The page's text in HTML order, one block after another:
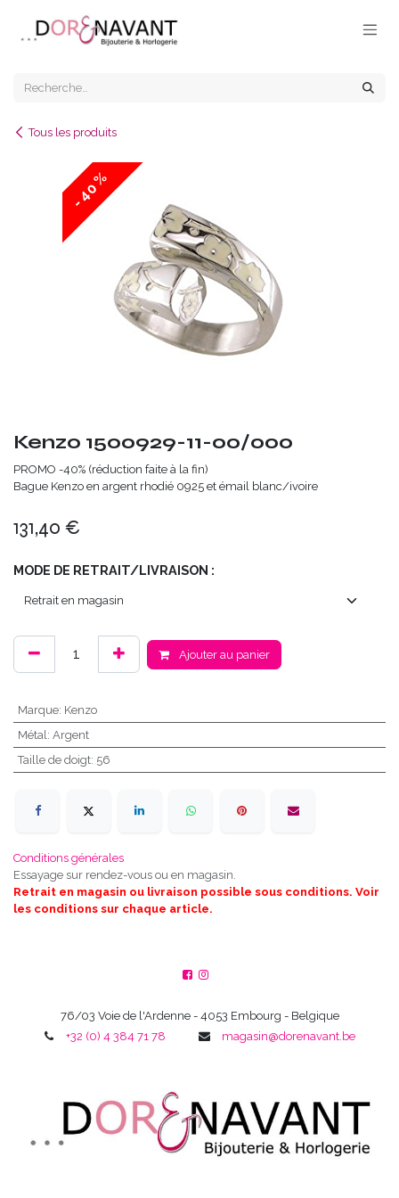
Tous les produits
- 40 %
Kenzo 1500929-11-00/000
PROMO -40% (réduction faite à la fin)
Bague Kenzo en argent rhodié 0925 et émail blanc/ivoire
131,40 €
MODE DE RETRAIT/LIVRAISON :
Ajouter au panier
Marque: Kenzo
Métal: Argent
Taille de doigt: 56
Conditions générales
Essayage sur rendez-vous ou en magasin.
Retrait en magasin ou livraison possible sous conditions. Voir
les conditions sur chaque article.
76/03 Voie de l'Ardenne - 4053 Embourg - Belgique
+32 (0) 4 384 71 78
magasin@dorenavant.be